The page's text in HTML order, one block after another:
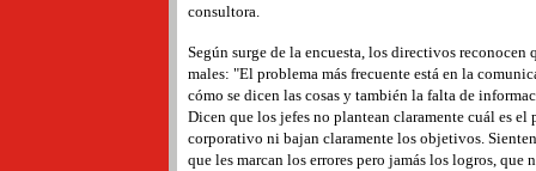
consultora.
Según surge de la encuesta, los directivos reconocen
males: "El problema más frecuente está en la
cómo se dicen las cosas y también la falta de
Dicen que los jefes no plantean claramente cuál es el
corporativo ni bajan claramente los objetivos.
que les marcan los errores pero jamás los logros, que